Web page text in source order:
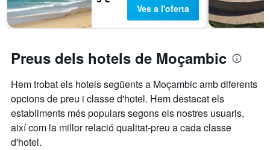
Ves a l'oferta
Preus dels hotels de Moçambic
Hem trobat els hotels següents a Moçambic amb diferents
opcions de preu i classe d'hotel. Hem destacat els
establiments més populars segons els nostres usuaris,
així com la millor relació qualitat-preu a cada classe
d'hotel.